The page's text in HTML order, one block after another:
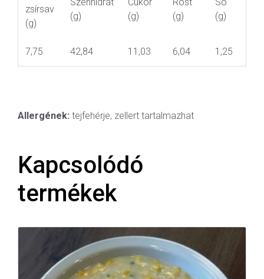
zsírsav
(g)
Szénhidrát
(g)
Cukor
(g)
Rost
(g)
Só
(g)
7,75 42,84 11,03 6,04 1,25
Allergének: tejfehérje, zellert tartalmazhat
Kapcsolódó
termékek